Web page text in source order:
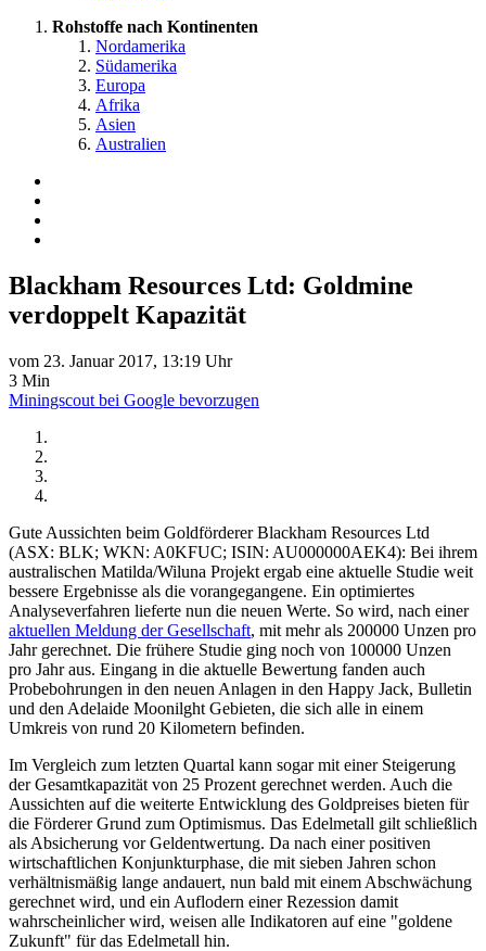
Rohstoffe nach Kontinenten
Nordamerika
Südamerika
Europa
Afrika
Asien
Australien
Blackham Resources Ltd: Goldmine
verdoppelt Kapazität
vom 23. Januar 2017, 13:19 Uhr
3 Min
Miningscout bei Google bevorzugen
Gute Aussichten beim Goldförderer Blackham Resources Ltd
(ASX: BLK; WKN: A0KFUC; ISIN: AU000000AEK4): Bei ihrem
australischen Matilda/Wiluna Projekt ergab eine aktuelle Studie weit
bessere Ergebnisse als die vorangegangene. Ein optimiertes
Analyseverfahren lieferte nun die neuen Werte. So wird, nach einer
aktuellen Meldung der Gesellschaft, mit mehr als 200000 Unzen pro
Jahr gerechnet. Die frühere Studie ging noch von 100000 Unzen
pro Jahr aus. Eingang in die aktuelle Bewertung fanden auch
Probebohrungen in den neuen Anlagen in den Happy Jack, Bulletin
und den Adelaide Moonilght Gebieten, die sich alle in einem
Umkreis von rund 20 Kilometern befinden.
Im Vergleich zum letzten Quartal kann sogar mit einer Steigerung
der Gesamtkapazität von 25 Prozent gerechnet werden. Auch die
Aussichten auf die weiterte Entwicklung des Goldpreises bieten für
die Förderer Grund zum Optimismus. Das Edelmetall gilt schließlich
als Absicherung vor Geldentwertung. Da nach einer positiven
wirtschaftlichen Konjunkturphase, die mit sieben Jahren schon
verhältnismäßig lange andauert, nun bald mit einem Abschwächung
gerechnet wird, und ein Auflodern einer Rezession damit
wahrscheinlicher wird, weisen alle Indikatoren auf eine "goldene
Zukunft" für das Edelmetall hin.